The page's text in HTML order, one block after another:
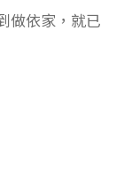
做依家，就已